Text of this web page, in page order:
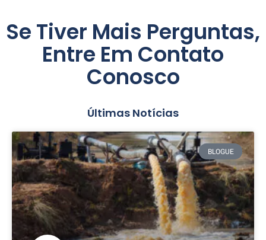
Se Tiver Mais Perguntas,
Entre Em Contato
Conosco
Últimas Notícias
BLOGUE